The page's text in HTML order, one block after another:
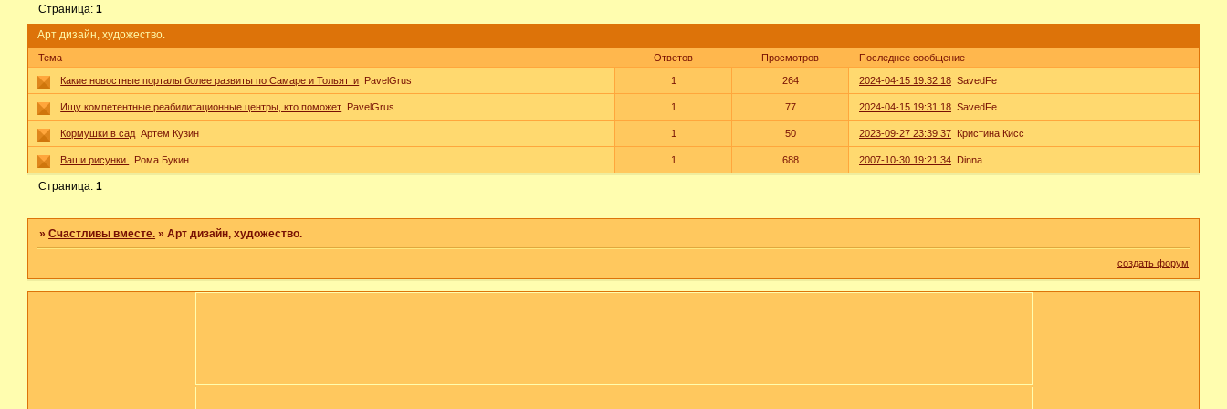
Арт дизайн, художество.
Страница:1
Тема Ответов Просмотров Последнее сообщение
Какие новостные порталы более развиты по Самаре и Тольятти PavelGrus 1 264 2024-04-15 19:32:18 SavedFe
Ищу компетентные реабилитационные центры, кто поможет PavelGrus 1 77 2024-04-15 19:31:18 SavedFe
Кормушки в сад Артем Кузин 1 50 2023-09-27 23:39:37 Кристина Кисс
Ваши рисунки. Рома Букин 1 688 2007-10-30 19:21:34 Dinna
Страница:1
»Счастливы вместе. »Арт дизайн, художество.
создать форум